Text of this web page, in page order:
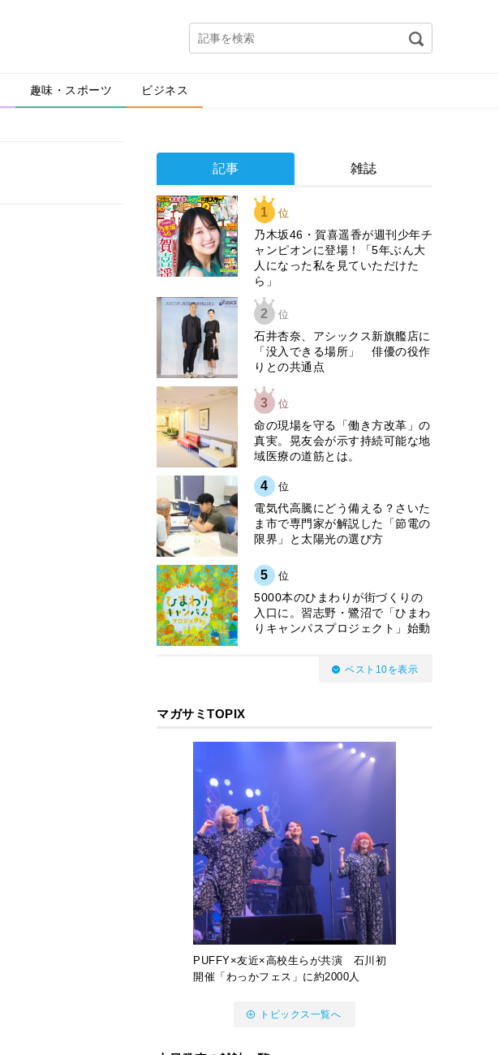
趣味・スポーツ ビジネス
記事 雑誌
1 位
乃木坂46・賀喜遥香が週刊少年チ
ャンピオンに登場！「5年ぶん大
人になった私を見ていただけた
ら」
2 位
石井杏奈、アシックス新旗艦店に
「没入できる場所」 俳優の役作
りとの共通点
3 位
​命の現場を守る「働き方改革」の
真実。晃友会が示す持続可能な地
域医療の道筋とは。
4 位
電気代高騰にどう備える？さいた
ま市で専門家が解説した「節電の
限界」と太陽光の選び方
5 位
5000本のひまわりが街づくりの
入口に。習志野・鷺沼で「ひまわ
りキャンパスプロジェクト」始動
ベスト10を表示
マガサミTOPIX
PUFFY×友近×高校生らが共演 石川初
開催「わっかフェス」に約2000人
トピックス一覧へ